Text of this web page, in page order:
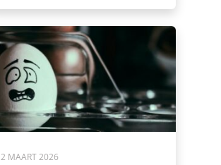
2 MAART 2026